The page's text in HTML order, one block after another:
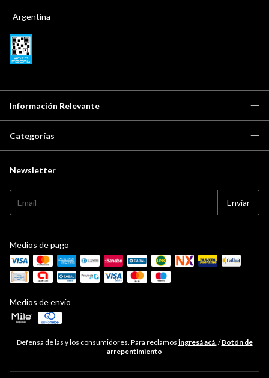
Argentina
Información Relevante
Categorías
Newsletter
Medios de pago
Medios de envío
Defensa de las y los consumidores. Para reclamos ingresá acá./ Botón de
arrepentimiento